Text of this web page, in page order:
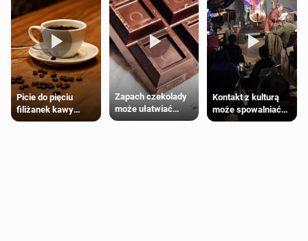
Picie do pięciu
filiżanek kawy
dziennie jest
Zapach czekolady
może ułatwiać
trening siłowy
Kontakt z kulturą
może spowalniać
starzenie